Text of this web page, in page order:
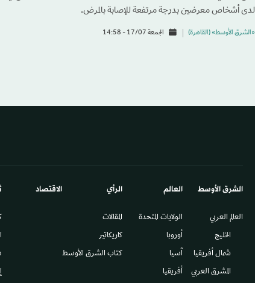
لدى أشخاص معرضين بدرجة مرتفعة للإصابة بالمرض.
«الشرق الأوسط» (القاهرة) الجمعة 17/07 - 14:58
الشرق الأوسط​
العالم العربي
الخليج
شمال أفريقيا
المشرق العربي
العالم
الولايات المتحدة
أوروبا
آسيا
أفريقيا
الرأي
المقالات
كاريكاتير
كتاب الشرق الأوسط
الاقتصاد